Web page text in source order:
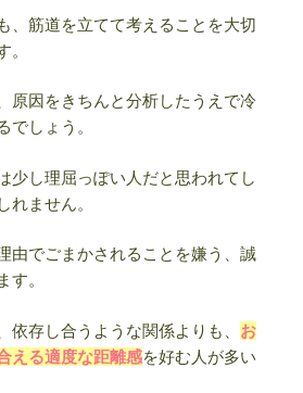
、筋道を立てて考えることを大切
。
原因をきちんと分析したうえで冷
でしょう。
少し理屈っぽい人だと思われてし
れません。
由でごまかされることを嫌う、誠
す。
依存し合うような関係よりも、 お
える適度な距離感を好む人が多い